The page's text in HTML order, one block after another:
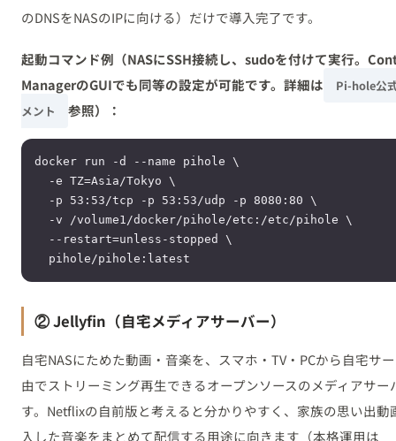
のDNSをNASのIPに向ける）だけで導入完了です。
起動コマンド例（NASにSSH接続し、sudoを付けて実行。
ManagerのGUIでも同等の設定が可能です。詳細は
Pi-hole公
メント
参照）：
docker run -d --name pihole \
  -e TZ=Asia/Tokyo \
  -p 53:53/tcp -p 53:53/udp -p 8080:80 \
  -v /volume1/docker/pihole/etc:/etc/pihole \
  --restart=unless-stopped \
  pihole/pihole:latest
② Jellyfin（自宅メディアサーバー）
自宅NASにためた動画・音楽を、スマホ・TV・PCから自宅サ
由でストリーミング再生できるオープンソースのメディアサー
す。Netflixの自前版と考えると分かりやすく、家族の思い出動
入した音楽をまとめて配信する用途に向きます（本格運用は